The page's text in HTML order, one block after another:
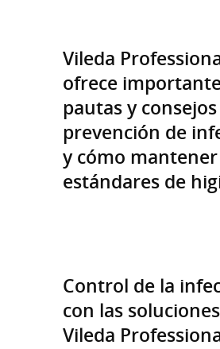
Vileda
ofrece
pautas y
prevención de
y cómo
estándares de
Control de la
con las
Vileda